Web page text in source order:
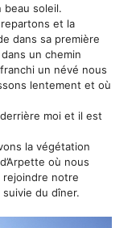
beau soleil.
et la
dans sa première
un chemin
un névé nous
lentement et où
moi et il est
la végétation
où nous
rejoindre notre
du dîner.